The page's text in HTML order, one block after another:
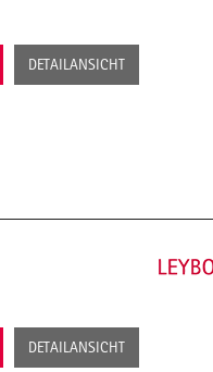
DETAILANSICHT
DETAILANSICHT